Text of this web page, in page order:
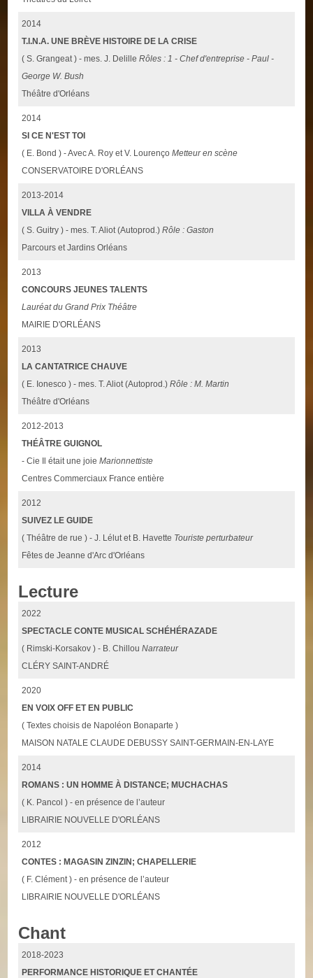
2014
T.I.N.A. UNE BRÈVE HISTOIRE DE LA CRISE
( S. Grangeat ) - mes. J. DelilleRôles : 1 - Chef d'entreprise - Paul -
George W. Bush
Théâtre d'Orléans
2014
SI CE N'EST TOI
( E. Bond ) - Avec A. Roy et V. LourençoMetteur en scène
CONSERVATOIRE D'ORLÉANS
2013-2014
VILLA À VENDRE
( S. Guitry ) - mes. T. Aliot (Autoprod.)Rôle : Gaston
Parcours et Jardins Orléans
2013
CONCOURS JEUNES TALENTS
Lauréat du Grand Prix Théâtre
MAIRIE D'ORLÉANS
2013
LA CANTATRICE CHAUVE
( E. Ionesco ) - mes. T. Aliot (Autoprod.)Rôle : M. Martin
Théâtre d'Orléans
2012-2013
THÉÂTRE GUIGNOL
- Cie Il était une joieMarionnettiste
Centres Commerciaux France entière
2012
SUIVEZ LE GUIDE
( Théâtre de rue ) - J. Lélut et B. Havette Touriste perturbateur
Fêtes de Jeanne d'Arc d'Orléans
Lecture
2022
SPECTACLE CONTE MUSICAL SCHÉHÉRAZADE
( Rimski-Korsakov ) - B. ChillouNarrateur
CLÉRY SAINT-ANDRÉ
2020
EN VOIX OFF ET EN PUBLIC
( Textes choisis de Napoléon Bonaparte )
MAISON NATALE CLAUDE DEBUSSY SAINT-GERMAIN-EN-LAYE
2014
ROMANS : UN HOMME À DISTANCE; MUCHACHAS
( K. Pancol ) - en présence de l’auteur
LIBRAIRIE NOUVELLE D'ORLÉANS
2012
CONTES : MAGASIN ZINZIN; CHAPELLERIE
( F. Clément ) - en présence de l’auteur
LIBRAIRIE NOUVELLE D'ORLÉANS
Chant
2018-2023
PERFORMANCE HISTORIQUE ET CHANTÉE